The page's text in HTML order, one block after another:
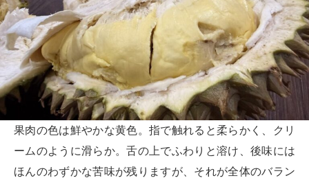
果肉の色は鮮やかな黄色。指で触れると柔らかく、クリ
ームのように滑らか。舌の上でふわりと溶け、後味には
ほんのわずかな苦味が残りますが、それが全体のバラン